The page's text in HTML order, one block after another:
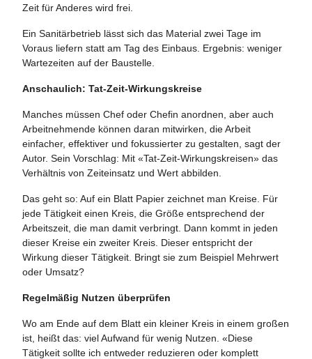
Zeit für Anderes wird frei.
Ein Sanitärbetrieb lässt sich das Material zwei Tage im
Voraus liefern statt am Tag des Einbaus. Ergebnis: weniger
Wartezeiten auf der Baustelle.
Anschaulich: Tat-Zeit-Wirkungskreise
Manches müssen Chef oder Chefin anordnen, aber auch
Arbeitnehmende können daran mitwirken, die Arbeit
einfacher, effektiver und fokussierter zu gestalten, sagt der
Autor. Sein Vorschlag: Mit «Tat-Zeit-Wirkungskreisen» das
Verhältnis von Zeiteinsatz und Wert abbilden.
Das geht so: Auf ein Blatt Papier zeichnet man Kreise. Für
jede Tätigkeit einen Kreis, die Größe entsprechend der
Arbeitszeit, die man damit verbringt. Dann kommt in jeden
dieser Kreise ein zweiter Kreis. Dieser entspricht der
Wirkung dieser Tätigkeit. Bringt sie zum Beispiel Mehrwert
oder Umsatz?
Regelmäßig Nutzen überprüfen
Wo am Ende auf dem Blatt ein kleiner Kreis in einem großen
ist, heißt das: viel Aufwand für wenig Nutzen. «Diese
Tätigkeit sollte ich entweder reduzieren oder komplett